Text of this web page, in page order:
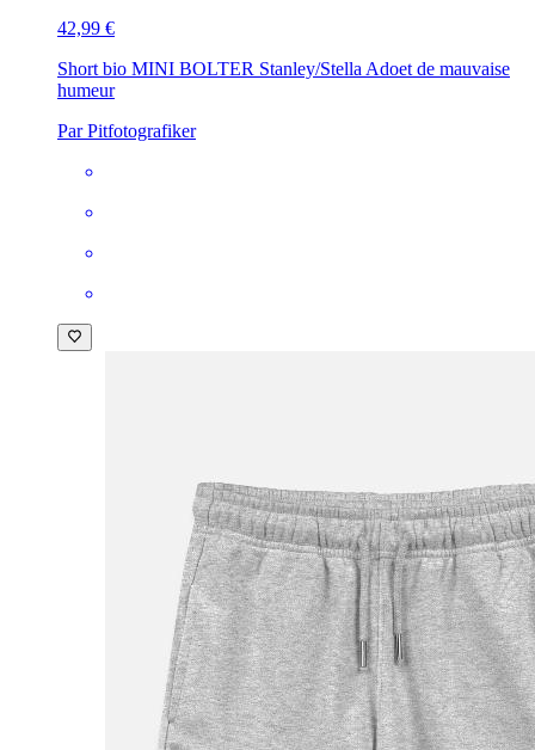
42,99 €
Short bio MINI BOLTER Stanley/Stella Adoet de mauvaise
humeur
Par Pitfotografiker